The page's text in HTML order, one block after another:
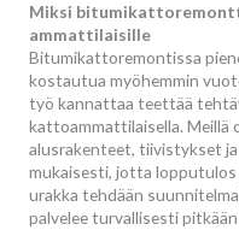
Miksi
ammattilaisille
Bitumikattoremontissa
kostautua myöhemmin
työ kannattaa teettää
kattoammattilaisella. Meillä
alusrakenteet, tiivistykset
mukaisesti, jotta
urakka tehdään
palvelee turvallisesti